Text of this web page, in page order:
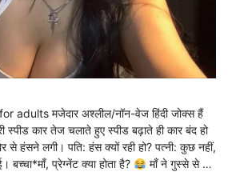
adults मजेदार अश्लील/नॉन-वेज हिंदी जोक्स हैं
स्पीड कार तेज चलाते हुए स्पीड बढ़ाते ही कार बंद हो
से हंसने लगी। पति: हंस क्यों रही हो? पत्नी: कुछ नहीं,
बच्चा*माँ, प्रेग्नेंट क्या होता है?
माँ ने गुस्से से …